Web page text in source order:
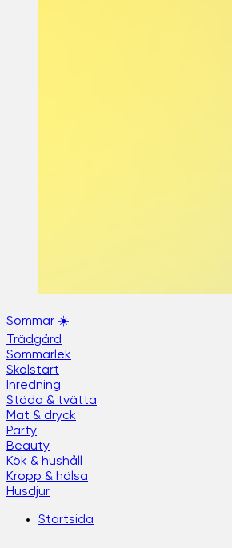
Sommar ☀️
Trädgård
Sommarlek
Skolstart
Inredning
Städa & tvätta
Mat & dryck
Party
Beauty
Kök & hushåll
Kropp & hälsa
Husdjur
Startsida